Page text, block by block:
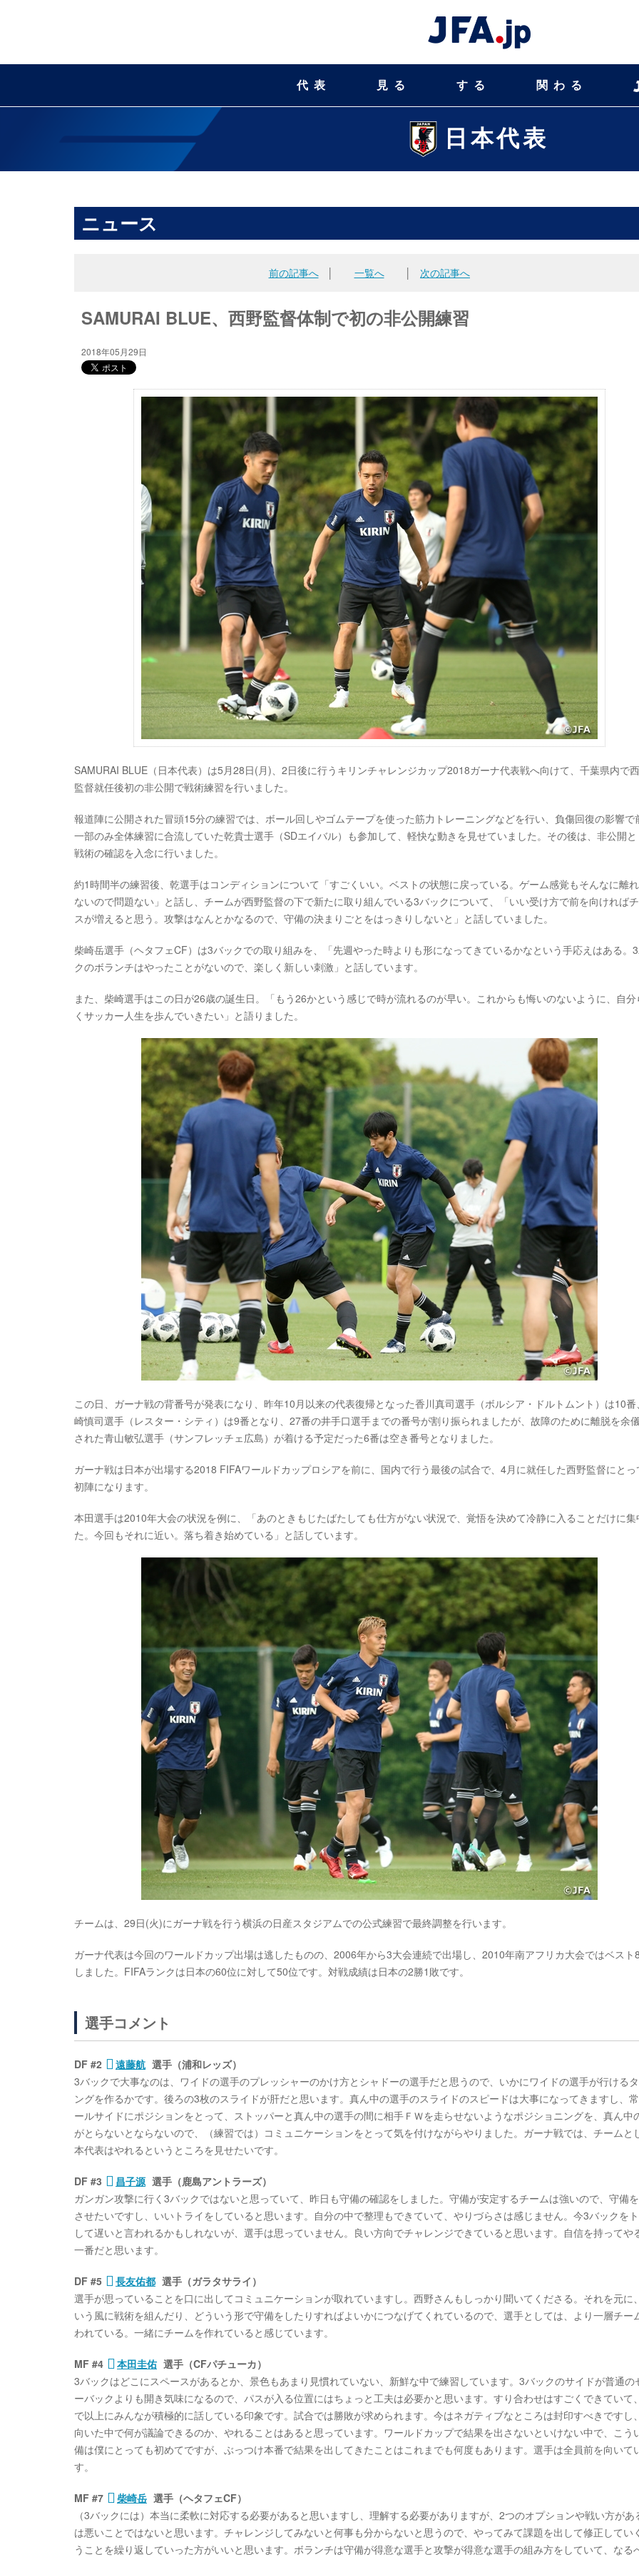
代表 見る する 関わる
日本代表
ニュース
前の記事へ│ 一覧へ 次の記事へ
SAMURAI BLUE、西野監督体制で初の非公開練習
2018年05月29日
SAMURAI BLUE（日本代表）は5月28日(月)、2日後に行うキリンチャレンジカップ2018ガーナ代表戦へ向けて、千葉県内で
監督就任後初の非公開で戦術練習を行いました。
報道陣に公開された冒頭15分の練習では、ボール回しやゴムテープを使った筋力トレーニングなどを行い、負傷回復の影響で
一部のみ全体練習に合流していた乾貴士選手（SDエイバル）も参加して、軽快な動きを見せていました。その後は、非公開
戦術の確認を入念に行いました。
約1時間半の練習後、乾選手はコンディションについて「すごくいい。ベストの状態に戻っている。ゲーム感覚もそんなに離
ないので問題ない」と話し、チームが西野監督の下で新たに取り組んでいる3バックについて、「いい受け方で前を向ければ
スが増えると思う。攻撃はなんとかなるので、守備の決まりごとをはっきりしないと」と話していました。
柴崎岳選手（ヘタフェCF）は3バックでの取り組みを、「先週やった時よりも形になってきているかなという手応えはある。
クのボランチはやったことがないので、楽しく新しい刺激」と話しています。
また、柴崎選手はこの日が26歳の誕生日。「もう26かという感じで時が流れるのが早い。これからも悔いのないように、自分
くサッカー人生を歩んでいきたい」と語りました。
この日、ガーナ戦の背番号が発表になり、昨年10月以来の代表復帰となった香川真司選手（ボルシア・ドルトムント）は10番
崎慎司選手（レスター・シティ）は9番となり、27番の井手口選手までの番号が割り振られましたが、故障のために離脱を余
された青山敏弘選手（サンフレッチェ広島）が着ける予定だった6番は空き番号となりました。
ガーナ戦は日本が出場する2018 FIFAワールドカップロシアを前に、国内で行う最後の試合で、4月に就任した西野監督にとっ
初陣になります。
本田選手は2010年大会の状況を例に、「あのときもじたばたしても仕方がない状況で、覚悟を決めて冷静に入ることだけに集
た。今回もそれに近い。落ち着き始めている」と話しています。
チームは、29日(火)にガーナ戦を行う横浜の日産スタジアムでの公式練習で最終調整を行います。
ガーナ代表は今回のワールドカップ出場は逃したものの、2006年から3大会連続で出場し、2010年南アフリカ大会ではベスト
しました。FIFAランクは日本の60位に対して50位です。対戦成績は日本の2勝1敗です。
選手コメント
DF #2 遠藤航 選手（浦和レッズ）
3バックで大事なのは、ワイドの選手のプレッシャーのかけ方とシャドーの選手だと思うので、いかにワイドの選手が行ける
ングを作るかです。後ろの3枚のスライドが肝だと思います。真ん中の選手のスライドのスピードは大事になってきますし、
ールサイドにポジションをとって、ストッパーと真ん中の選手の間に相手ＦＷを走らせないようなポジショニングを、真ん中
がとらないとならないので、（練習では）コミュニケーションをとって気を付けながらやりました。ガーナ戦では、チームと
本代表はやれるというところを見せたいです。
DF #3 昌子源 選手（鹿島アントラーズ）
ガンガン攻撃に行く3バックではないと思っていて、昨日も守備の確認をしました。守備が安定するチームは強いので、守備
させたいですし、いいトライをしていると思います。自分の中で整理もできていて、やりづらさは感じません。今3バックを
して遅いと言われるかもしれないが、選手は思っていません。良い方向でチャレンジできていると思います。自信を持ってや
一番だと思います。
DF #5 長友佑都 選手（ガラタサライ）
選手が思っていることを口に出してコミュニケーションが取れていますし。西野さんもしっかり聞いてくださる。それを元に
いう風に戦術を組んだり、どういう形で守備をしたりすればよいかにつなげてくれているので、選手としては、より一層チー
われている。一緒にチームを作れていると感じています。
MF #4 本田圭佑 選手（CFパチューカ）
3バックはどこにスペースがあるとか、景色もあまり見慣れていない、新鮮な中で練習しています。3バックのサイドが普通の
ーバックよりも開き気味になるので、パスが入る位置にはちょっと工夫は必要かと思います。すり合わせはすごくできていて
で以上にみんなが積極的に話している印象です。試合では勝敗が求められます。今はネガティブなところは封印すべきですし
向いた中で何が議論できるのか、やれることはあると思っています。ワールドカップで結果を出さないといけない中で、こう
備は僕にとっても初めてですが、ぶっつけ本番で結果を出してきたことはこれまでも何度もあります。選手は全員前を向いて
す。
MF #7 柴崎岳 選手（ヘタフェCF）
（3バックには）本当に柔軟に対応する必要があると思いますし、理解する必要がありますが、2つのオプションや戦い方があ
は悪いことではないと思います。チャレンジしてみないと何事も分からないと思うので、やってみて課題を出して修正してい
うことを繰り返していった方がいいと思います。ボランチは守備が得意な選手と攻撃が得意な選手の組み方をしていて、なる